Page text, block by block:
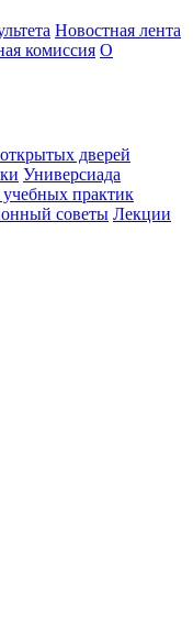
Новостная лента
комиссия О
дверей
Универсиада
практик
советы Лекции